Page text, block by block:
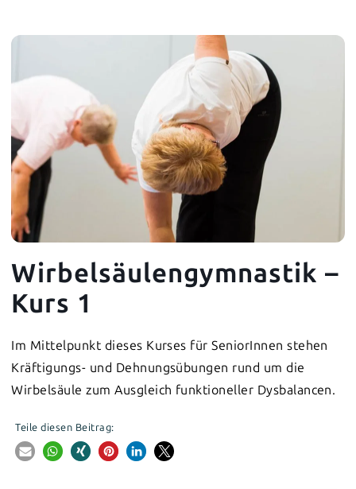
Wirbelsäulengymnastik –
Kurs 1
Im Mittelpunkt dieses Kurses für SeniorInnen stehen
Kräftigungs- und Dehnungsübungen rund um die
Wirbelsäule zum Ausgleich funktioneller Dysbalancen.
Teile diesen Beitrag: